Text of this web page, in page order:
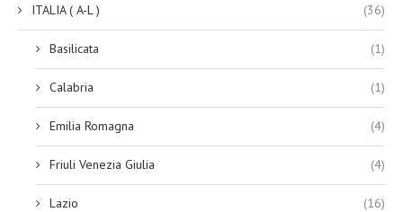
ITALIA ( A-L ) (36)
Basilicata (1)
Calabria (1)
Emilia Romagna (4)
Friuli Venezia Giulia (4)
Lazio (16)